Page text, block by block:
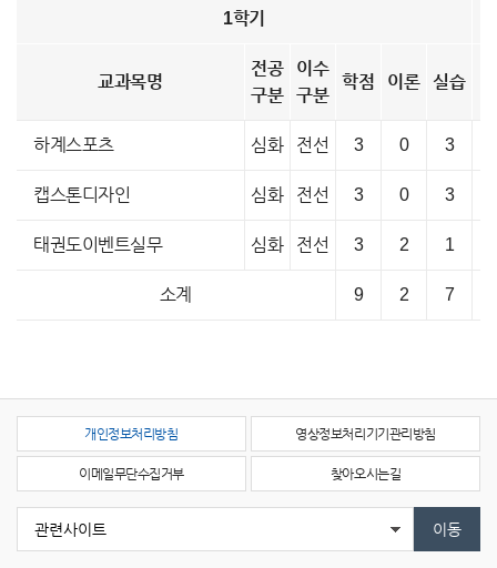
1학기
교과목명
전공
구분
이수
구분
학점 이론 실습
하계스포츠 심화 전선 3 0 3
캡스톤디자인 심화 전선 3 0 3
태권도이벤트실무 심화 전선 3 2 1
소계 9 2 7
개인정보처리방침 영상정보처리기기관리방침
이메일무단수집거부 찾아오시는길